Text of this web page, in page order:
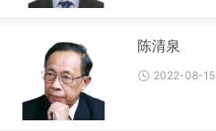
陈清泉
2022-08-15